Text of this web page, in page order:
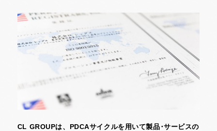
CL GROUPは、PDCAサイクルを用いて製品･サービスの